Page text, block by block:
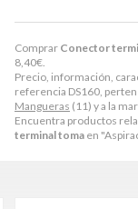
Comprar Conector
8,40€.
Precio, información,
referencia DS160,
Mangueras (11) y a la
Encuentra productos
terminal toma en